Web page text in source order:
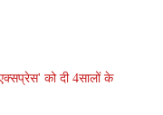
को दी 4सालों के